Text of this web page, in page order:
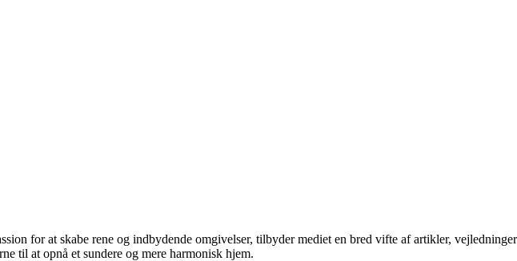
for at skabe rene og indbydende omgivelser, tilbyder mediet en bred vifte af artikler, vejledninger
til at opnå et sundere og mere harmonisk hjem.